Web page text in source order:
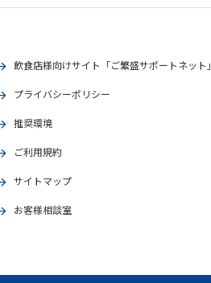
飲食店様向けサイト「ご繁盛サポートネット」
プライバシーポリシー
推奨環境
ご利用規約
サイトマップ
お客様相談室